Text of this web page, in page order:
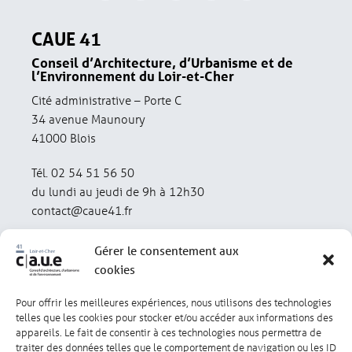
Gérer le consentement aux
cookies
Pour offrir les meilleures expériences, nous utilisons des technologies
telles que les cookies pour stocker et/ou accéder aux informations des
appareils. Le fait de consentir à ces technologies nous permettra de
traiter des données telles que le comportement de navigation ou les ID
CAUE 41
Conseil d’Architecture, d’Urbanisme et de
l’Environnement du Loir-et-Cher
Cité administrative – Porte C
34 avenue Maunoury
41000 Blois
Tél. 02 54 51 56 50
du lundi au jeudi de 9h à 12h30
contact@caue41.fr
Mentions légales Politique de confidentialité
Lexique Réalisation : olivgraphic.com